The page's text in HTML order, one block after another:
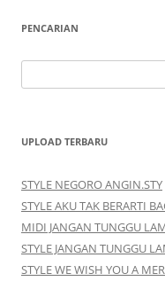
PENCARIAN
untuk:
UPLOAD TERBARU
STYLE NEGORO ANGIN.STY
STYLE AKU TAK BERARTI
MIDI JANGAN TUNGGU
STYLE JANGAN TUNGGU
STYLE WE WISH YOU A